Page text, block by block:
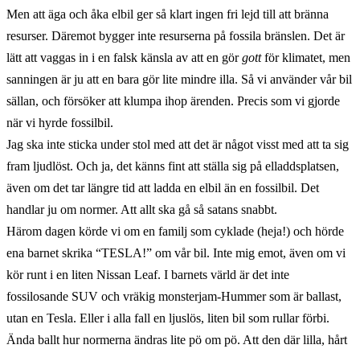
Men att äga och åka elbil ger så klart ingen fri lejd till att bränna
resurser. Däremot bygger inte resurserna på fossila bränslen. Det är
lätt att vaggas in i en falsk känsla av att en görgottför klimatet, men
sanningen är ju att en bara gör lite mindre illa. Så vi använder vår bil
sällan, och försöker att klumpa ihop ärenden. Precis som vi gjorde
när vi hyrde fossilbil.
Jag ska inte sticka under stol med att det är något visst med att ta sig
fram ljudlöst. Och ja, det känns fint att ställa sig på elladdsplatsen,
även om det tar längre tid att ladda en elbil än en fossilbil. Det
handlar ju om normer. Att allt ska gå så satans snabbt.
Härom dagen körde vi om en familj som cyklade (heja!) och hörde
ena barnet skrika “TESLA!” om vår bil. Inte mig emot, även om vi
kör runt i en liten Nissan Leaf. I barnets värld är det inte
fossilosande SUV och vräkig monsterjam-Hummer som är ballast,
utan en Tesla. Eller i alla fall en ljuslös, liten bil som rullar förbi.
Ända ballt hur normerna ändras lite pö om pö. Att den där lilla, hårt